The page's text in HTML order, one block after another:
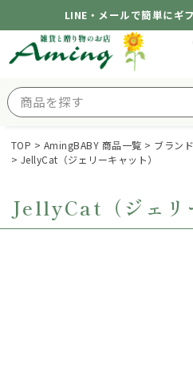
LINE・メールで簡単にギ
TOP AmingBABY 商品一覧
ブラン
JellyCat（ジェリーキャット）
JellyCat（ジェリ